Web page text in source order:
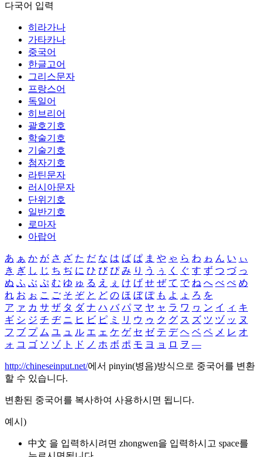
다국어 입력
히라가나
가타카나
중국어
한글고어
그리스문자
프랑스어
독일어
히브리어
괄호기호
학술기호
기술기호
첨자기호
라틴문자
러시아문자
단위기호
일반기호
로마자
아랍어
あ ぁ か が さ ざ た だ な は ば ぱ ま や ゃ ら わ ゎ ん い ぃ
き ぎ し じ ち ぢ に ひ び ぴ み り う ぅ く ぐ す ず つ づ っ
ぬ ふ ぶ ぷ む ゆ ゅ る え ぇ け げ せ ぜ て で ね へ べ ぺ め
れ お ぉ こ ご そ ぞ と ど の ほ ぼ ぽ も よ ょ ろ を
ア ァ カ サ ザ タ ダ ナ ハ バ パ マ ヤ ャ ラ ワ ヮ ン イ ィ キ
ギ シ ジ チ ヂ ニ ヒ ビ ピ ミ リ ウ ゥ ク グ ス ズ ツ ヅ ッ ヌ
フ ブ プ ム ユ ュ ル エ ェ ケ ゲ セ ゼ テ デ ヘ ベ ペ メ レ オ
ォ コ ゴ ソ ゾ ト ド ノ ホ ボ ポ モ ヨ ョ ロ ヲ ―
http://chineseinput.net/에서 pinyin(병음)방식으로 중국어를 변환
할 수 있습니다.
변환된 중국어를 복사하여 사용하시면 됩니다.
예시)
中文 을 입력하시려면 zhongwen을 입력하시고 space를